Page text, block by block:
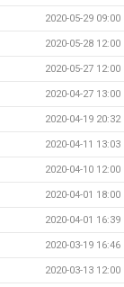
2020-05-29 09:00
2020-05-28 12:00
2020-05-27 12:00
2020-04-27 13:00
2020-04-19 20:32
2020-04-11 13:03
2020-04-10 12:00
2020-04-01 18:00
2020-04-01 16:39
2020-03-19 16:46
2020-03-13 12:00